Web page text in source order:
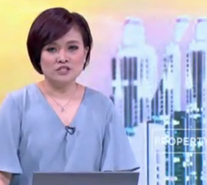
masalah defisit neraca transaksi berjalan
Squawk Box, CNBC Indonesia (Jumat, 10/
berjalan #defisit neraca perdagangan